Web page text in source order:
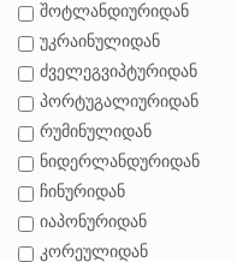
შოტლანდიურიდან
უკრაინულიდან
ძველეგვიპტურიდან
პორტუგალიურიდან
რუმინულიდან
ნიდერლანდურიდან
ჩინურიდან
იაპონურიდან
კორეულიდან